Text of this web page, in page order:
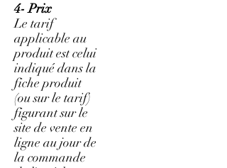
4- Prix
Le tarif
applicable au
produit est celui
indiqué dans la
fiche produit
(ou sur le tarif)
figurant sur le
site de vente en
ligne au jour de
la commande